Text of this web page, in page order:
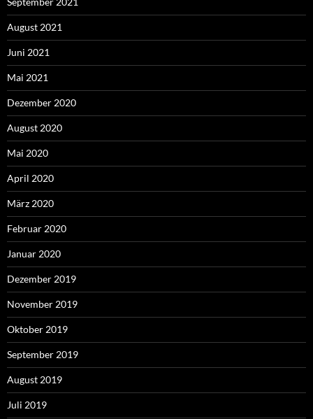
August 2021
Juni 2021
Mai 2021
Dezember 2020
August 2020
Mai 2020
April 2020
März 2020
Februar 2020
Januar 2020
Dezember 2019
November 2019
Oktober 2019
September 2019
August 2019
Juli 2019